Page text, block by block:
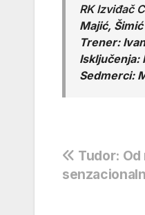
RK Izviđač
Majić,
Trener:
Isključenja:
Sedmerci:
Tudor: